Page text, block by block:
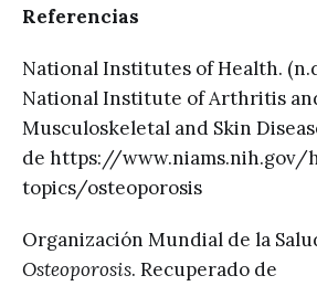
Referencias
National Institutes of Health.
National Institute of Arthritis
Musculoskeletal and Skin
de https://www.niams.nih.gov/
topics/osteoporosis
Organización Mundial de la
Osteoporosis. Recuperado de